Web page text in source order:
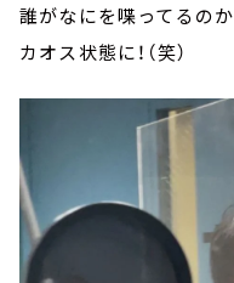
誰がなにを喋ってるの
カオス状態に！（笑）